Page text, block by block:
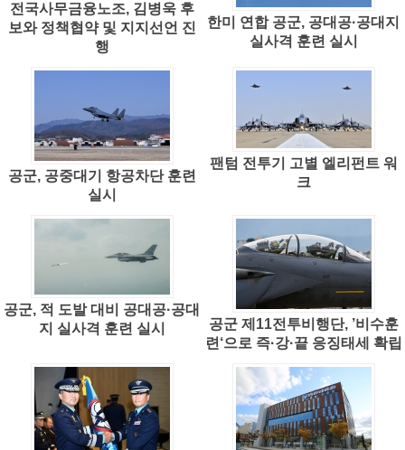
전국사무금융노조, 김병욱 후
보와 정책협약 및 지지선언 진
행
한미 연합 공군, 공대공·공대지
실사격 훈련 실시
공군, 공중대기 항공차단 훈련
실시
팬텀 전투기 고별 엘리펀트 워
크
공군, 적 도발 대비 공대공·공대
지 실사격 훈련 실시
공군 제11전투비행단, ’비수훈
련‘으로 즉·강·끝 응징태세 확립